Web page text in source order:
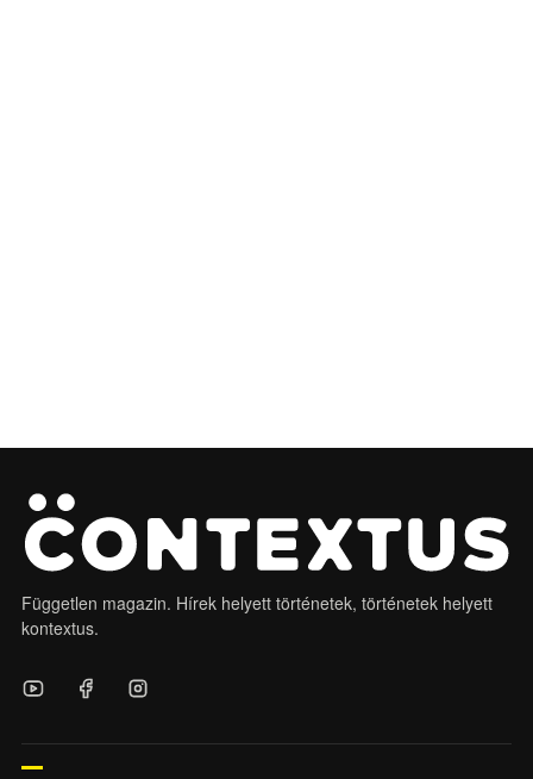
Független magazin. Hírek helyett történetek, történetek helyett
kontextus.